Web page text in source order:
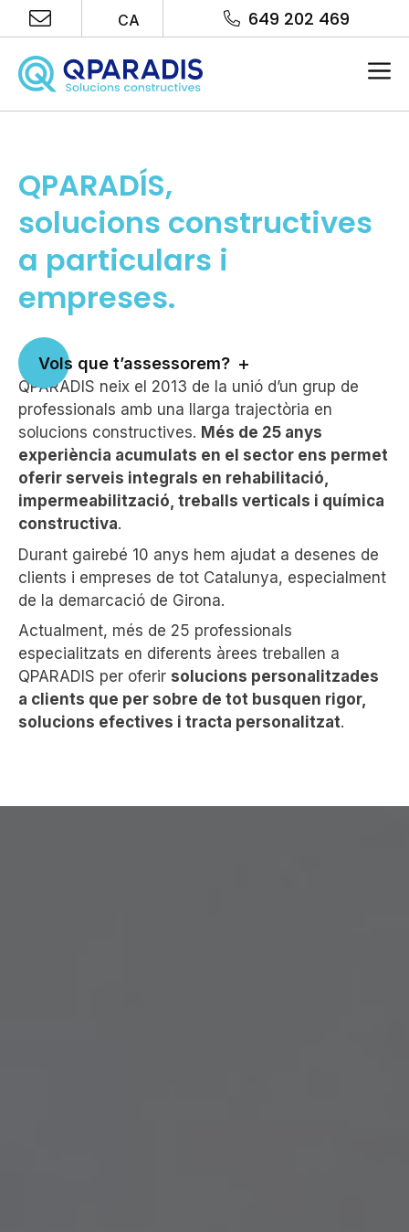
al
contingut
CA 649 202 469
QPARADÍS,
solucions constructives
a particulars i
empreses.
Vols que t’assessorem?
QPARADIS neix el 2013 de la unió d’un grup de
professionals amb una llarga trajectòria en
solucions constructives. Més de 25 anys
experiència acumulats en el sector ens permet
oferir serveis integrals en rehabilitació,
impermeabilització, treballs verticals i química
constructiva.
Durant gairebé 10 anys hem ajudat a desenes de
clients i empreses de tot Catalunya, especialment
de la demarcació de Girona.
Actualment, més de 25 professionals
especialitzats en diferents àrees treballen a
QPARADIS per oferir solucions personalitzades
a clients que per sobre de tot busquen rigor,
solucions efectives i tracta personalitzat.